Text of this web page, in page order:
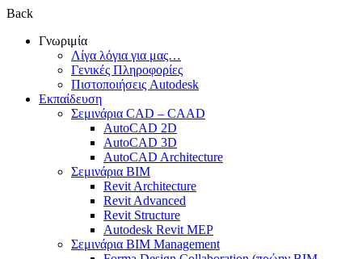
Back
Γνωριμία
Λίγα λόγια για μας…
Γενικές Πληροφορίες
Πιστοποιήσεις Autodesk
Εκπαίδευση
Σεμινάρια CAD – CAAD
AutoCAD 2D
AutoCAD 3D
AutoCAD Architecture
Σεμινάρια BIM
Revit Architecture
Revit Advanced
Revit Structure
Autodesk Revit MEP
Σεμινάρια BIM Management